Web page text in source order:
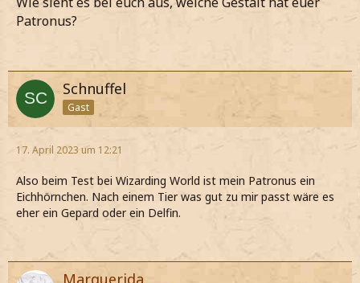
Patronus?
Schnuffel
Gast
17. April 2023 um 12:21
Also beim Test bei Wizarding World ist mein Patronus ein
Eichhörnchen. Nach einem Tier was gut zu mir passt wäre es
eher ein Gepard oder ein Delfin.